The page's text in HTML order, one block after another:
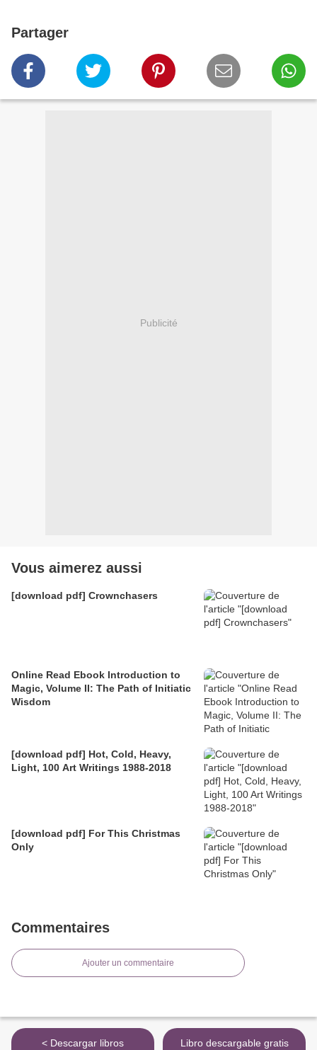
Partager
Publicité
Vous aimerez aussi
[download pdf] Crownchasers
Online Read Ebook Introduction to
Magic, Volume II: The Path of Initiatic
Wisdom
[download pdf] Hot, Cold, Heavy,
Light, 100 Art Writings 1988-2018
[download pdf] For This Christmas
Only
Commentaires
Ajouter un commentaire
< Descargar libros
Libro descargable gratis